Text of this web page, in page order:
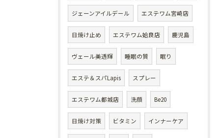
ジェーンアイルデール エステワム宮崎店
日焼け止め エステワム姶良店 鹿児島
ヴェール美透輝 睡眠の質 眠り
エステ＆スパLapis スプレー
エステワム都城店 洗顔 Be20
日焼け対策 ビタミン インナーケア